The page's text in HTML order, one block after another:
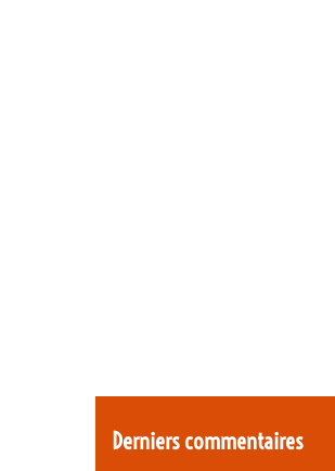
Derniers commentaires